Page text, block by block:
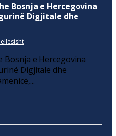
Bosnja e Hercegovina
Digjitale dhe
Bosnja e Hercegovina
Digjitale dhe